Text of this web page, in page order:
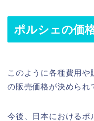
ポルシェの価
このように各種費用
の販売価格が決められ
今後、日本におけるポ